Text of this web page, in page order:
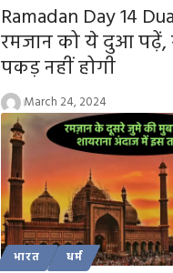
Ramadan Day 14
रमजान को ये दुआ
पकड़ नहीं होगी
March 24, 2024
भारत धर्म